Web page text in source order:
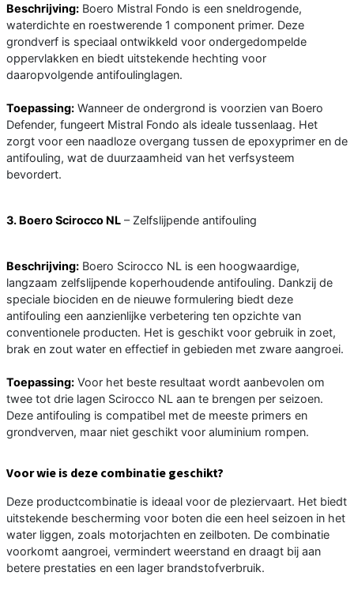
Beschrijving: Boero Mistral Fondo is een sneldrogende,
waterdichte en roestwerende 1 component primer. Deze
grondverf is speciaal ontwikkeld voor ondergedompelde
oppervlakken en biedt uitstekende hechting voor
daaropvolgende antifoulinglagen.
Toepassing: Wanneer de ondergrond is voorzien van Boero
Defender, fungeert Mistral Fondo als ideale tussenlaag. Het
zorgt voor een naadloze overgang tussen de epoxyprimer en de
antifouling, wat de duurzaamheid van het verfsysteem
bevordert.
3. Boero Scirocco NL – Zelfslijpende antifouling
Beschrijving: Boero Scirocco NL is een hoogwaardige,
langzaam zelfslijpende koperhoudende antifouling. Dankzij de
speciale biociden en de nieuwe formulering biedt deze
antifouling een aanzienlijke verbetering ten opzichte van
conventionele producten. Het is geschikt voor gebruik in zoet,
brak en zout water en effectief in gebieden met zware aangroei.
Toepassing: Voor het beste resultaat wordt aanbevolen om
twee tot drie lagen Scirocco NL aan te brengen per seizoen.
Deze antifouling is compatibel met de meeste primers en
grondverven, maar niet geschikt voor aluminium rompen.
Voor wie is deze combinatie geschikt?
Deze productcombinatie is ideaal voor de pleziervaart. Het biedt
uitstekende bescherming voor boten die een heel seizoen in het
water liggen, zoals motorjachten en zeilboten. De combinatie
voorkomt aangroei, vermindert weerstand en draagt bij aan
betere prestaties en een lager brandstofverbruik.